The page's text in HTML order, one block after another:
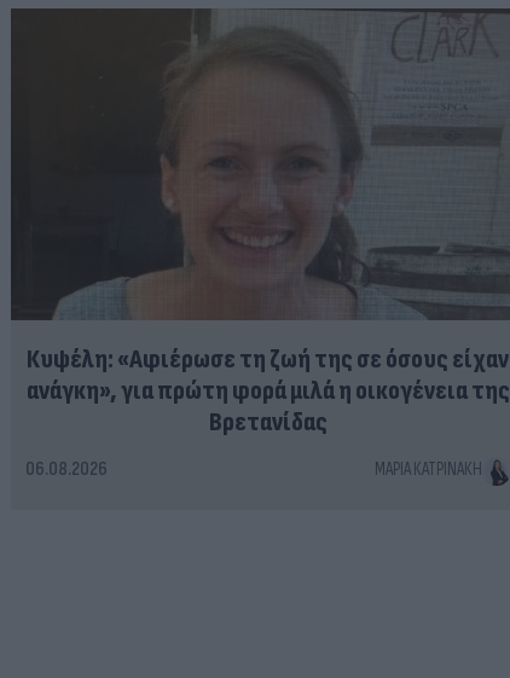
Κυψέλη: «Αφιέρωσε τη ζωή της σε όσους είχαν
ανάγκη», για πρώτη φορά μιλά η οικογένεια της
Βρετανίδας
06.08.2026 ΜΑΡΊΑ ΚΑΤΡΙΝΆΚΗ